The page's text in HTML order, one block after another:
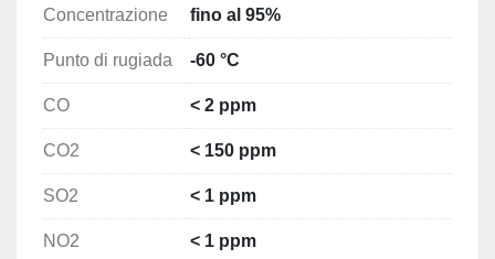
Concentrazione fino al 95%
Punto di rugiada -60 °C
CO < 2 ppm
CO2 < 150 ppm
SO2 < 1 ppm
NO2 < 1 ppm